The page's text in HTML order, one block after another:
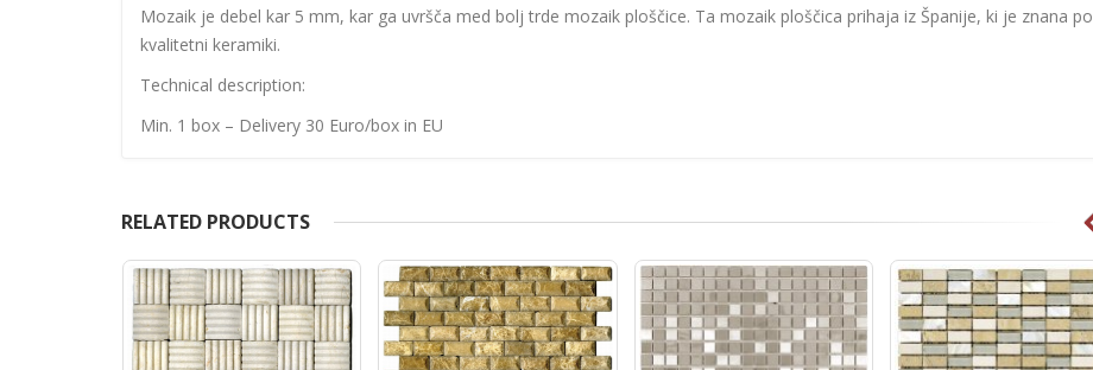
Mozaik je debel kar 5 mm, kar ga uvršča med bolj trde mozaik ploščice. Ta mozaik ploščica prihaja iz Španije, ki je znana po
kvalitetni keramiki.
Technical description:
Min. 1 box – Delivery 30 Euro/box in EU
RELATED PRODUCTS